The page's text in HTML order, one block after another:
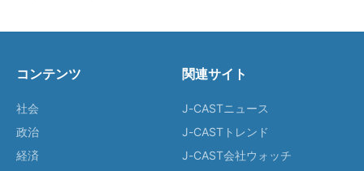
コンテンツ
社会
政治
経済
関連サイト
J-CASTニュース
J-CASTトレンド
J-CAST会社ウォッチ